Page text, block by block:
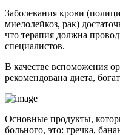
Заболевания крови
миелолейкоз, рак)
что терапия должна
специалистов.
В качестве вспоможения
рекомендована диета,
Основные продукты,
больного, это: гречка,